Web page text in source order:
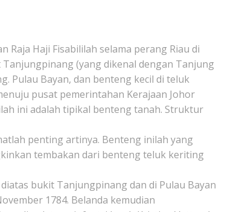
Haji Fisabililah selama perang Riau di
(yang dikenal dengan Tanjung
Pulau Bayan, dan benteng kecil di teluk
pusat pemerintahan Kerajaan Johor
ini adalah tipikal benteng tanah. Struktur
penting artinya. Benteng inilah yang
tembakan dari benteng teluk keriting
bukit Tanjungpinang dan di Pulau Bayan
1784. Belanda kemudian